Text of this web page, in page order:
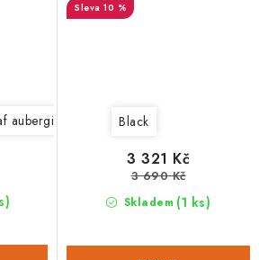
aubergine
10 %
Black
Skladem (1 ks)
3 321 Kč
3 690 Kč